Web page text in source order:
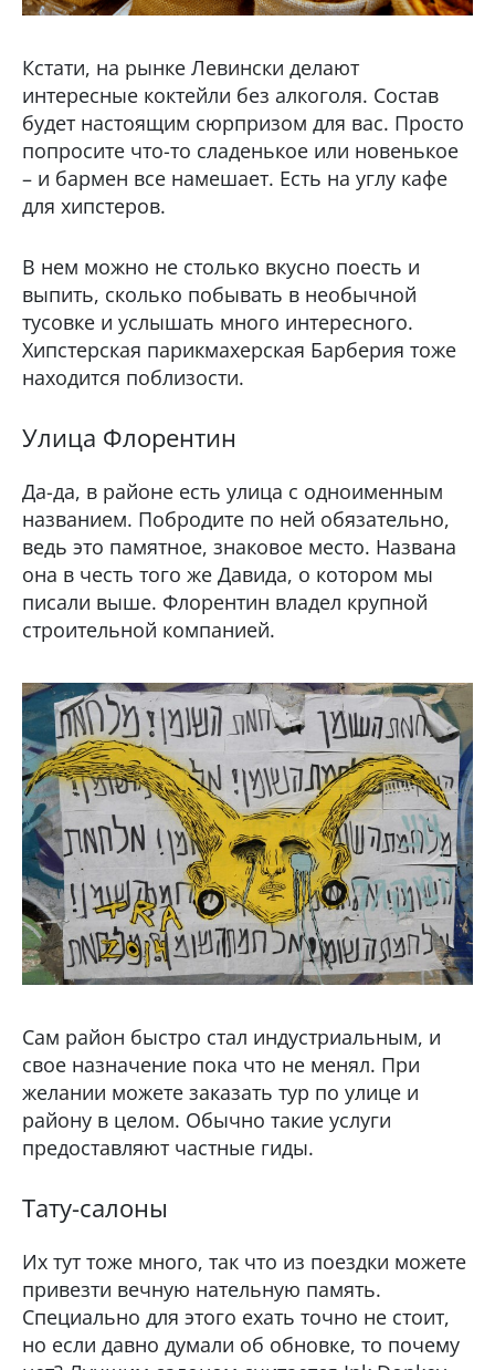
Кстати, на рынке Левински делают
интересные коктейли без алкоголя. Состав
будет настоящим сюрпризом для вас. Просто
попросите что-то сладенькое или новенькое
– и бармен все намешает. Есть на углу кафе
для хипстеров.
В нем можно не столько вкусно поесть и
выпить, сколько побывать в необычной
тусовке и услышать много интересного.
Хипстерская парикмахерская Барберия тоже
находится поблизости.
Улица Флорентин
Да-да, в районе есть улица с одноименным
названием. Побродите по ней обязательно,
ведь это памятное, знаковое место. Названа
она в честь того же Давида, о котором мы
писали выше. Флорентин владел крупной
строительной компанией.
Сам район быстро стал индустриальным, и
свое назначение пока что не менял. При
желании можете заказать тур по улице и
району в целом. Обычно такие услуги
предоставляют частные гиды.
Тату-салоны
Их тут тоже много, так что из поездки можете
привезти вечную нательную память.
Специально для этого ехать точно не стоит,
но если давно думали об обновке, то почему